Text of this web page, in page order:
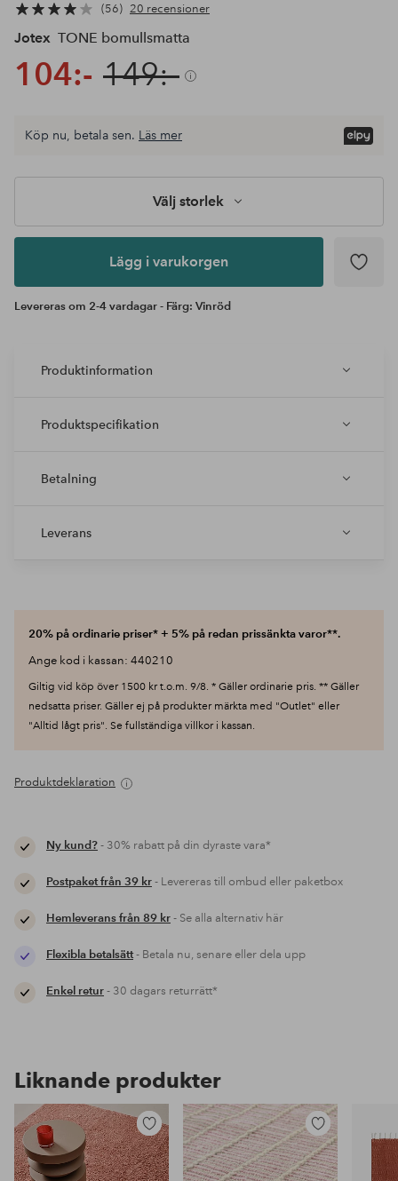
56 20 recensioner
Jotex TONE bomullsmatta
104:- 149:-
storlek
Lägg i
Köp nu, betala sen. Läs mer
Välj storlek
Lägg i varukorgen
Levereras om 2-4 vardagar - Färg: Vinröd
Produktinformation
Produktspecifikation
Betalning
Leverans
20% på ordinarie priser* + 5% på redan prissänkta varor**.
Ange kod i kassan: 440210
Giltig vid köp över 1500 kr t.o.m. 9/8. * Gäller ordinarie pris. ** Gäller
nedsatta priser. Gäller ej på produkter märkta med "Outlet" eller
"Alltid lågt pris". Se fullständiga villkor i kassan.
Produktdeklaration
Ny kund?- 30% rabatt på din dyraste vara*
Postpaket från 39 kr- Levereras till ombud eller paketbox
Hemleverans från 89 kr- Se alla alternativ här
Flexibla betalsätt- Betala nu, senare eller dela upp
Enkel retur- 30 dagars returrätt*
Liknande produkter
Lägg
till
i
Lägg
till
i